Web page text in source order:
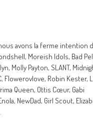
avons la ferme intention
Moreish Idols, Bad
Molly Payton, SLANT,
Flowerovlove, Robin Kester,
Queen, Ottis Cœur, Gabi
NewDad, Girl Scout,